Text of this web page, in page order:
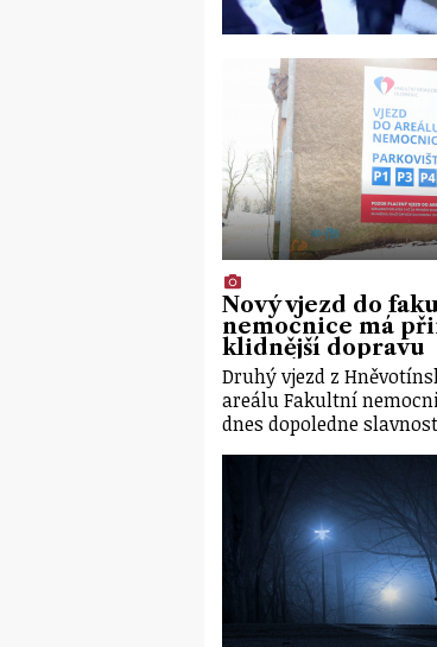
Nový vjezd do
nemocnice má
klidnější dopravu
Druhý vjezd z
areálu Fakultní
dnes dopoledne